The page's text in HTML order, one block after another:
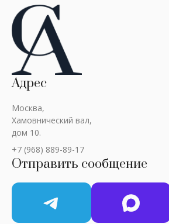
Адрес
Москва,
Хамовнический вал,
дом 10.
+7 (968) 889-89-17
Отправить сообщение